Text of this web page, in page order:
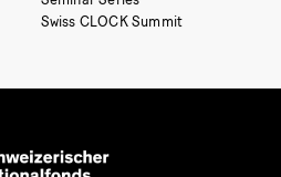
Swiss CLOCK Summit